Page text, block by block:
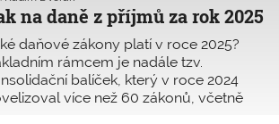
na daně z příjmů za rok 2025
daňové zákony platí v roce 2025?
rámcem je nadále tzv.
balíček, který v roce 2024
více než 60 zákonů, včetně